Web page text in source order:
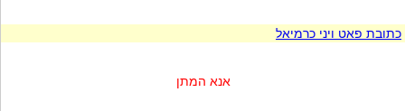
כתובת פאט ויני כרמיאל
אנא המתן